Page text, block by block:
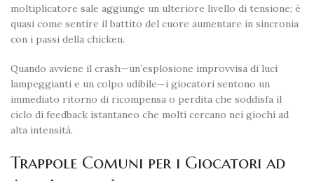
moltiplicatore sale aggiunge un ulteriore livello di tensione; è
quasi come sentire il battito del cuore aumentare in sincronia
con i passi della chicken.
Quando avviene il crash—un’esplosione improvvisa di luci
lampeggianti e un colpo udibile—i giocatori sentono un
immediato ritorno di ricompensa o perdita che soddisfa il
ciclo di feedback istantaneo che molti cercano nei giochi ad
alta intensità.
Trappole Comuni per i Giocatori ad